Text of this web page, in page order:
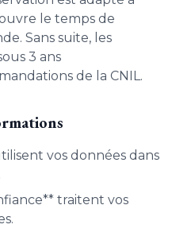
le temps de
Sans suite, les
3 ans
de la CNIL.
vos données dans
traitent vos